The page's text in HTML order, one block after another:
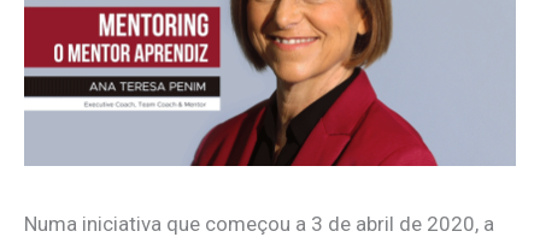
Numa iniciativa que começou a 3 de abril de 2020, a